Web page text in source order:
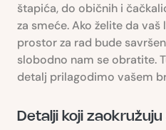
štapića, do običnih i
za smeće. Ako želite da
prostor za rad bude
slobodno nam se obratite.
detalj prilagodimo vašem
Detalji koji